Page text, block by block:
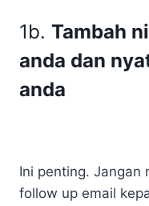
1b. Tambah
anda dan
anda
Ini penting. Jangan
follow up email